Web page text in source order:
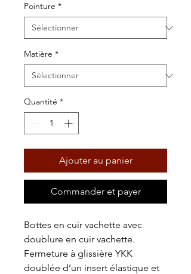
Pointure *
Matière *
Quantité *
Ajouter au panier
Commander et payer
Bottes en cuir vachette avec
doublure en cuir vachette.
Fermeture à glissière YKK
doublée d’un insert élastique et